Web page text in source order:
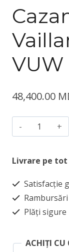
VUW
48,400.00
Cazan
gaz
EcoTec
Livrare pe
Satisfacție
Plăți sigure
ACHIȚI CU